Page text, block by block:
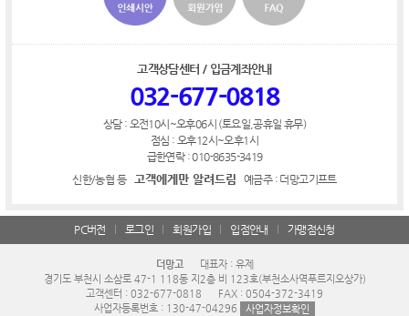
고객상담센터 / 입금계좌안내
032-677-0818
상담 : 오전10시~오후06시 (토요일,공휴일 휴무)
점심 : 오후12시~오후1시
급한연락 : 010-8635-3419
신한/농협 등
고객에게만 알려드림 예금주 : 더망고기프트
PC버전 로그인 회원가입 입점안내 가맹점신청
더망고
대표자 : 유제
경기도 부천시 소삼로 47-1 118동 지2층 비 123호(부천소사역푸르지오상가)
고객센터 : 032-677-0818
FAX : 0504-372-3419
사업자등록번호 : 130-47-04296
사업자정보확인